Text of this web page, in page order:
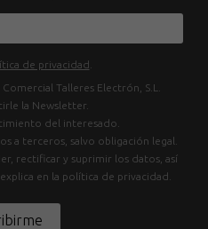
de privacidad
Comercial Talleres Electrón, S.L.
la Newsletter.
del interesado.
a terceros, salvo obligación legal.
rectificar y suprimir los datos, así
en la política de privacidad.